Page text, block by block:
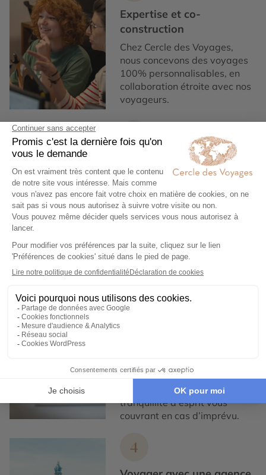
Expertise et co-
construction
Chez Cercle des Voyages,
nous concevons des voyages
100% personnalisables, en
collaboration étroite avec nos
voyageurs.
Engagement local et
responsabilité sociale
Nous collaborons
exclusivement avec des
partenaires locaux de
responsable, éthique,
authentique et de qualité.
7/7 et nos assurances
Premium vous offrent une
tranquillité d'esprit vous
couvrant en cas d’imprévu.
4